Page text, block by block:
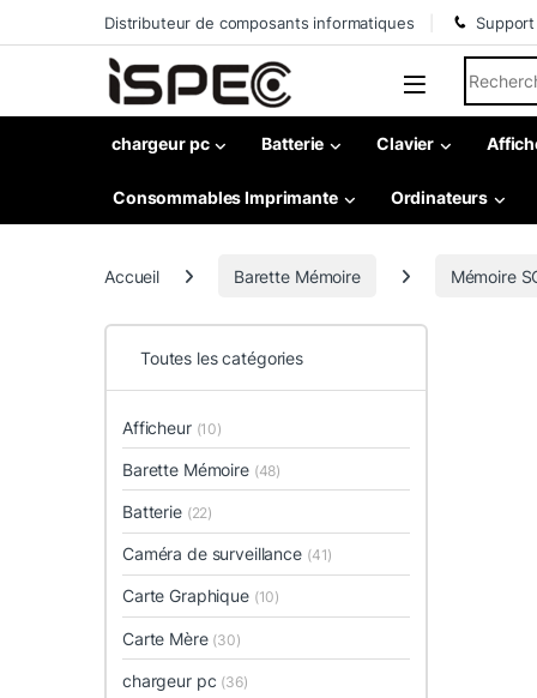
Skip to navigation
Skip to contentDistributeur de composants informatiques
Search
chargeur pc Batterie Clavier
Consommables Imprimante Ordinateurs
Accueil Barette Mémoire Mémoire
Toutes les catégories
Afficheur (10)
Barette Mémoire (48)
Batterie (22)
Caméra de surveillance (41)
Carte Graphique (10)
Carte Mère (30)
chargeur pc (36)